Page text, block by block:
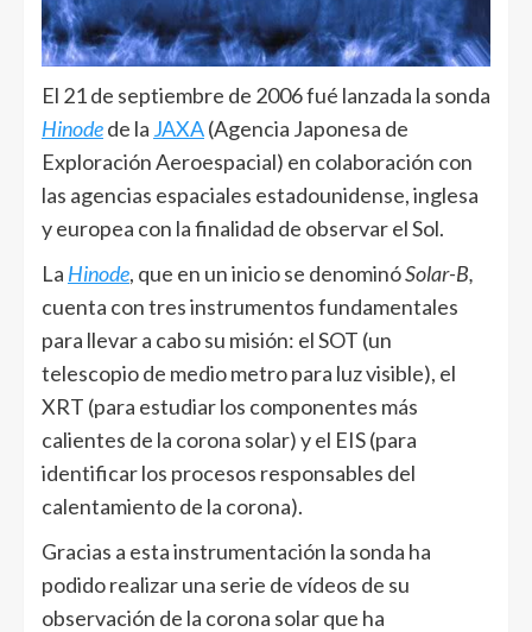
El 21 de septiembre de 2006 fué lanzada la sonda
Hinodede la JAXA(Agencia Japonesa de
Exploración Aeroespacial) en colaboración con
las agencias espaciales estadounidense, inglesa
y europea con la finalidad de observar el Sol.
La Hinode, que en un inicio se denominóSolar-B,
cuenta con tres instrumentos fundamentales
para llevar a cabo su misión: el SOT (un
telescopio de medio metro para luz visible), el
XRT (para estudiar los componentes más
calientes de la corona solar) y el EIS (para
identificar los procesos responsables del
calentamiento de la corona).
Gracias a esta instrumentación la sonda ha
podido realizar una serie de vídeos de su
observación de la corona solar que ha